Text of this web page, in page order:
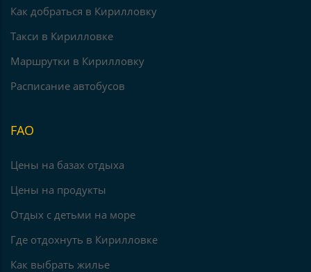
Как добраться в Кирилловку
Такси в Кирилловке
Маршрутки в Кирилловку
Расписание автобусов
FAO
Цены на базах отдыха
Цены на продукты
Отдых с детьми на море
Где отдохнуть в Кирилловке
Как выбрать жилье